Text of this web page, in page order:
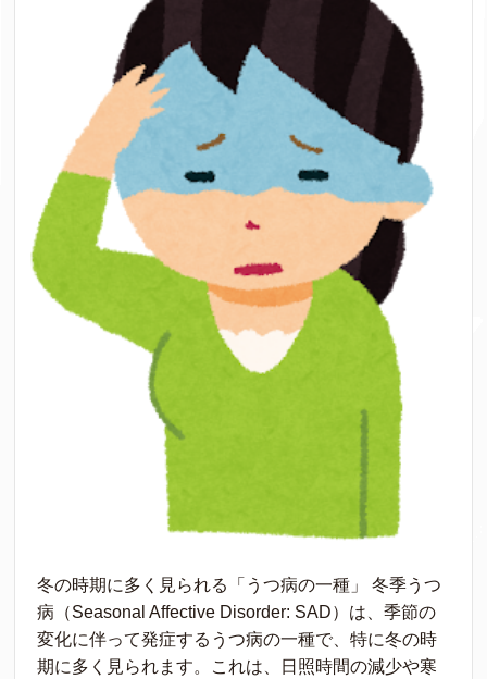
冬の時期に多く見られる「うつ病の一種」 冬季うつ
病（Seasonal Affective Disorder: SAD）は、季節の
変化に伴って発症するうつ病の一種で、特に冬の時
期に多く見られます。これは、日照時間の減少や寒